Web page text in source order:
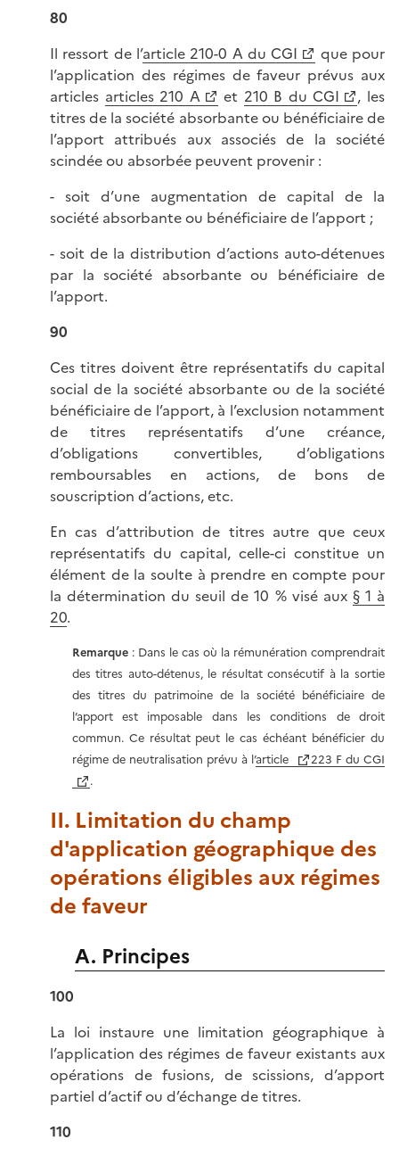
80
Il ressort de l’article 210-0 A du CGI
que pour
l’application des régimes de faveur prévus aux
articles articles 210 A et 210 B du CGI
, les
titres de la société absorbante ou bénéficiaire de
l’apport attribués aux associés de la société
scindée ou absorbée peuvent provenir :
- soit d’une augmentation de capital de la
société absorbante ou bénéficiaire de l’apport ;
- soit de la distribution d’actions auto-détenues
par la société absorbante ou bénéficiaire de
l’apport.
90
Ces titres doivent être représentatifs du capital
social de la société absorbante ou de la société
bénéficiaire de l’apport, à l’exclusion notamment
de titres représentatifs d’une créance,
d’obligations convertibles, d’obligations
remboursables en actions, de bons de
souscription d’actions, etc.
En cas d’attribution de titres autre que ceux
représentatifs du capital, celle-ci constitue un
élément de la soulte à prendre en compte pour
la détermination du seuil de 10 % visé aux § 1 à
20.
Remarque: Dans le cas où la rémunération comprendrait
des titres auto-détenus, le résultat consécutif à la sortie
des titres du patrimoine de la société bénéficiaire de
l’apport est imposable dans les conditions de droit
commun. Ce résultat peut le cas échéant bénéficier du
régime de neutralisation prévu à l’article
223 F du CGI
.
II. Limitation du champ
d'application géographique des
opérations éligibles aux régimes
de faveur
A. Principes
100
La loi instaure une limitation géographique à
l’application des régimes de faveur existants aux
opérations de fusions, de scissions, d’apport
partiel d’actif ou d’échange de titres.
110